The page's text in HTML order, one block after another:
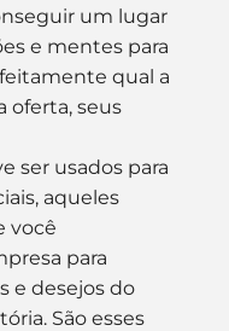
um lugar
e mentes para
qual a
oferta, seus
ser usados para
aqueles
você
para
e desejos do
São esses